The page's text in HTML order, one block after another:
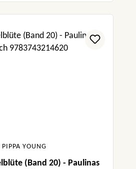
PIPPA YOUNG
(Band 20) - Paulinas